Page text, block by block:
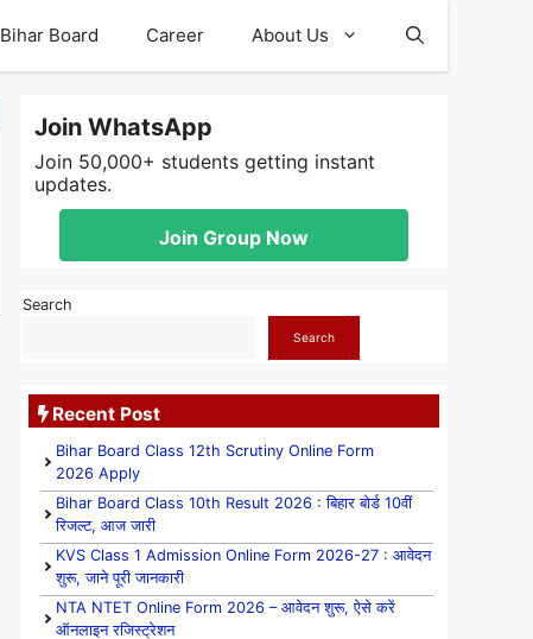
Bihar Board Career About Us
Join WhatsApp
Join 50,000+ students getting instant
updates.
Join Group Now
Search
Search
Recent Post
Bihar Board Class 12th Scrutiny Online Form
2026 Apply
Bihar Board Class 10th Result 2026 : बिहार बोर्ड 10वीं
रिजल्ट, आज जारी
KVS Class 1 Admission Online Form 2026-27 : आवेदन
शुरू, जाने पूरी जानकारी
NTA NTET Online Form 2026 – आवेदन शुरू, ऐसे करें
ऑनलाइन रजिस्ट्रेशन